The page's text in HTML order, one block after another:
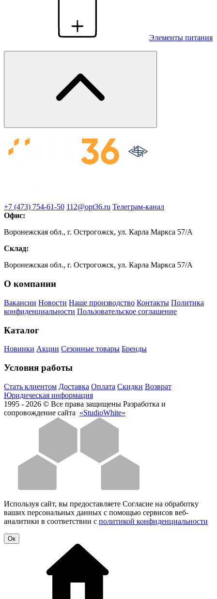
Элементы питания
+7 (473) 754-61-50 112@opt36.ru Телеграм-канал
Офис:
Воронежская обл., г. Острогожск, ул. Карла Маркса 57/А
Склад:
Воронежская обл., г. Острогожск, ул. Карла Маркса 57/А
О компании
Вакансии Новости Наше производство Контакты Политика
конфиденциальности Пользовательское соглашение
Каталог
Новинки Акции Сезонные товары Бренды
Условия работы
Стать клиентом Доставка Оплата Скидки Возврат
Юридическая информация
1995 - 2026 © Все права защищены Разработка и
сопровождение сайта «StudioWhite»
Используя сайт, вы предоставляете Согласие на обработку
ваших персональных данных с помощью сервисов веб-
аналитики в соответствии с политикой конфиденциальности
Oк